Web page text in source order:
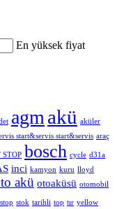
En yüksek fiyat
agm akü aküler
start&servis start&servis araç
STOP bosch cycle d31a
inci kamyon kuru lloyd
akü otoaküsü otomobil
stok tarihli top tır yellow